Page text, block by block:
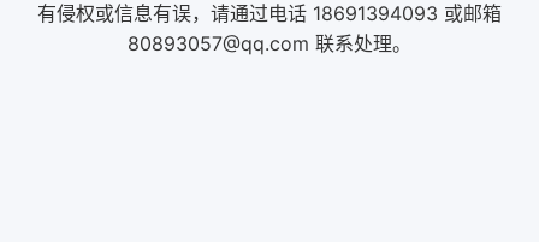
有侵权或信息有误，请通过电话 18691394093 或邮箱
80893057@qq.com 联系处理。